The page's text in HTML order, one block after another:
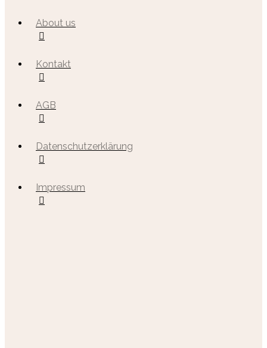
About us
Kontakt
AGB
Datenschutzerklärung
Impressum